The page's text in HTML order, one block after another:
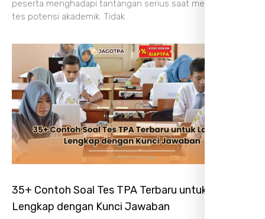
peserta menghadapi tantangan serius saat menghadapi
tes potensi akademik. Tidak
35+ Contoh Soal Tes TPA Terbaru untuk Latihan,
Lengkap dengan Kunci Jawaban